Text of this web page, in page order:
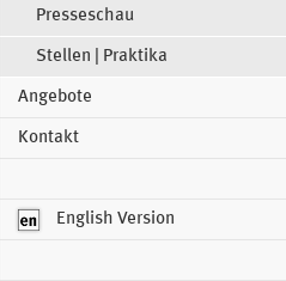
Presseschau
Stellen | Praktika
Angebote
Kontakt
English Version